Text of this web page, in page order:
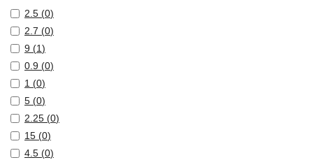
2.5 (0)
2.7 (0)
9 (1)
0.9 (0)
1 (0)
5 (0)
2.25 (0)
15 (0)
4.5 (0)